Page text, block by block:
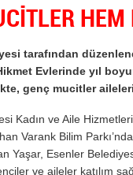
tarafından
Evlerinde yıl
genç mucitler
Kadın ve Aile
Varank Bilim
Yaşar, Esenler
ve aileler katılım